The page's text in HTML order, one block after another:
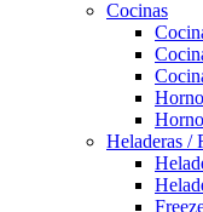
Cocinas
Heladeras /